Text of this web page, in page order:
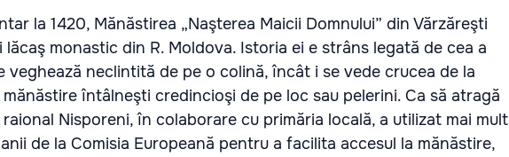
la 1420, Mănăstirea „Naşterea Maicii Domnului” din Vărzăreşti
lăcaş monastic din R. Moldova. Istoria ei e strâns legată de cea a
veghează neclintită de pe o colină, încât i se vede crucea de la
întâlneşti credincioşi de pe loc sau pelerini. Ca să atragă
Nisporeni, în colaborare cu primăria locală, a utilizat mai mult
de la Comisia Europeană pentru a facilita accesul la mănăstire,